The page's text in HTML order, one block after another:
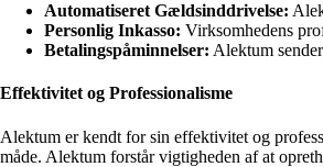
Automatiseret Gældsinddrivelse:
Personlig Inkasso: Virksomhedens
Betalingspåminnelser: Alektum
Effektivitet og Professionalisme
Alektum er kendt for sin effektivitet og
måde. Alektum forstår vigtigheden af at